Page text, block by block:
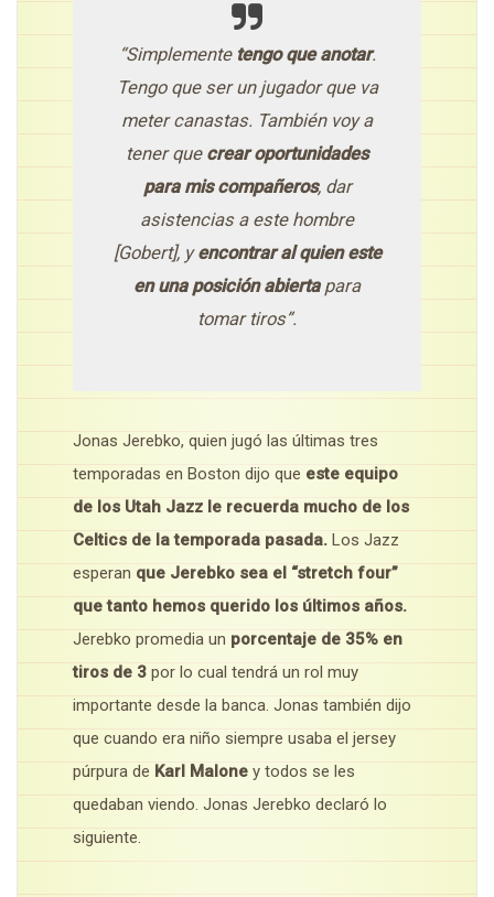
“Simplemente tengo que anotar.
Tengo que ser un jugador que va
meter canastas. También voy a
tener que crear oportunidades
para mis compañeros, dar
asistencias a este hombre
[Gobert], yencontrar al quien este
en una posición abiertapara
tomar tiros”.
Jonas Jerebko, quien jugó las últimas tres
temporadas en Boston dijo que este equipo
de los Utah Jazz le recuerda mucho de los
Celtics de la temporada pasada. Los Jazz
esperan que Jerebko sea el “stretch four”
que tanto hemos querido los últimos años.
Jerebko promedia un porcentaje de 35% en
tiros de 3 por lo cual tendrá un rol muy
importante desde la banca. Jonas también dijo
que cuando era niño siempre usaba el jersey
púrpura de Karl Malone y todos se les
quedaban viendo. Jonas Jerebko declaró lo
siguiente.